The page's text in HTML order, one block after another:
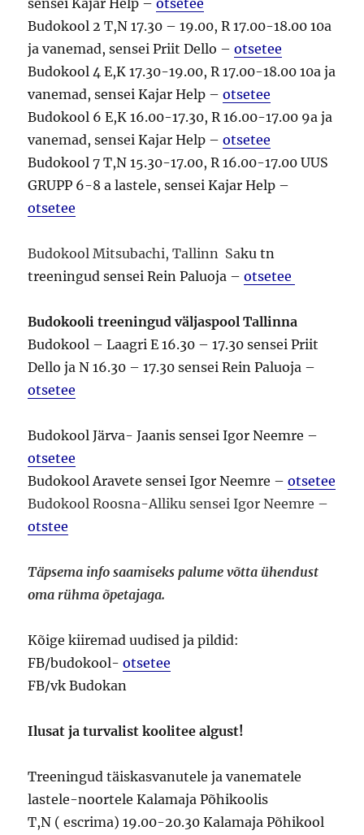
Budokool 2 T,N 17.30 – 19.00, R 17.00-18.00 10a
ja vanemad, sensei Priit Dello –otsetee
Budokool 4 E,K 17.30-19.00, R 17.00-18.00 10a ja
vanemad, sensei Kajar Help –otsetee
Budokool 6 E,K 16.00-17.30, R 16.00-17.00 9a ja
vanemad, sensei Kajar Help –otsetee
Budokool 7 T,N 15.30-17.00, R 16.00-17.00 UUS
GRUPP 6-8 a lastele, sensei Kajar Help –
otsetee
Budokool Mitsubachi, Tallinn Saku tn
treeningud sensei Rein Paluoja –otsetee
Budokooli treeningud väljaspool Tallinna
Budokool – Laagri E 16.30 – 17.30 sensei Priit
Dello ja N 16.30 – 17.30 sensei Rein Paluoja –
otsetee
Budokool Järva- Jaanis sensei Igor Neemre –
otsetee
Budokool Aravete sensei Igor Neemre –otsetee
Budokool Roosna-Alliku sensei Igor Neemre –
otstee
Täpsema info saamiseks palume võtta ühendust
oma rühma õpetajaga.
Kõige kiiremad uudised ja pildid:
FB/budokool-otsetee
FB/vk Budokan
Ilusat ja turvalist koolitee algust!
Treeningud täiskasvanutele ja vanematele
lastele-noortele Kalamaja Põhikoolis
T,N ( escrima) 19.00-20.30 Kalamaja Põhikool